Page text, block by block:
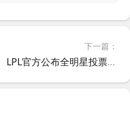
下一篇：
LPL官方公布全明星投票结果：Theshy选手第六次成为最受欢迎选手